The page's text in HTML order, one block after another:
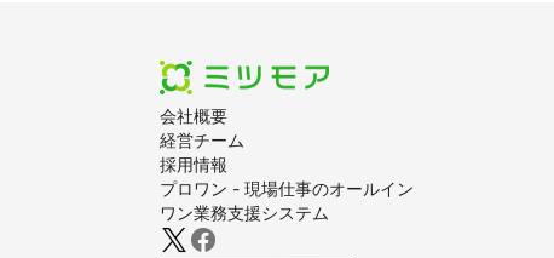
会社概要
経営チーム
採用情報
プロワン - 現場仕事のオールイン
ワン業務支援システム